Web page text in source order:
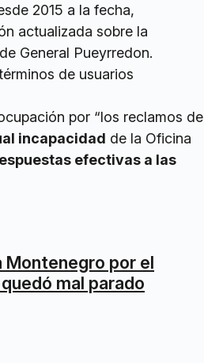
2015 a la fecha,
actualizada sobre la
General Pueyrredon.
de usuarios
por “los reclamos de
incapacidad de la Oficina
efectivas a las
Montenegro por el
mal parado